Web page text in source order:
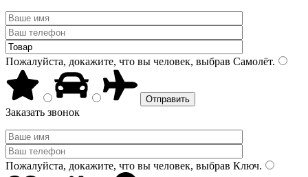
Пожалуйста, докажите, что вы человек, выбрав Самолёт.
Заказать звонок
Пожалуйста, докажите, что вы человек, выбрав Ключ.